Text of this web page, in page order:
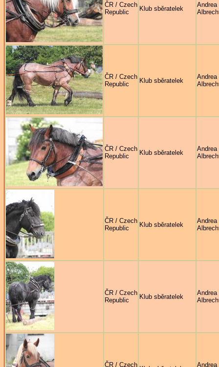
ČR / Czech
Republic
Klub sběratelek
Andrea
ČR / Czech
Republic
Klub sběratelek
Andrea
ČR / Czech
Republic
Klub sběratelek
Andrea
ČR / Czech
Republic
Klub sběratelek
Andrea
ČR / Czech
Republic
Klub sběratelek
Andrea
ČR / Czech Andrea